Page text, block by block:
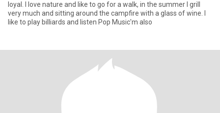
loyal. I love nature and like to go for a walk, in the summer I grill
very much and sitting around the campfire with a glass of wine. I
like to play billiards and listen Pop Music'm also